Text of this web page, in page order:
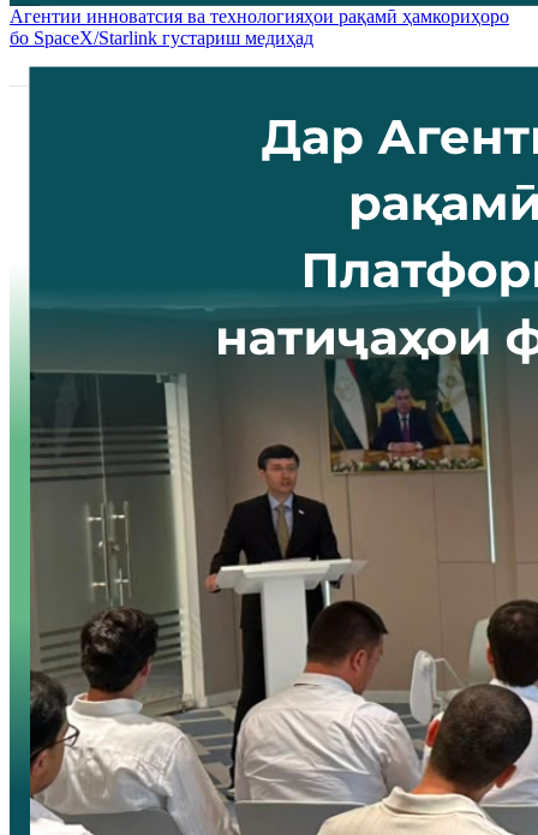
Агентии инноватсия ва технологияҳои рақамӣ ҳамкориҳоро
бо SpaceX/Starlink густариш медиҳад